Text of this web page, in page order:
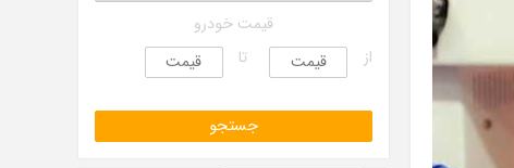
قیمت خودرو
از
تا